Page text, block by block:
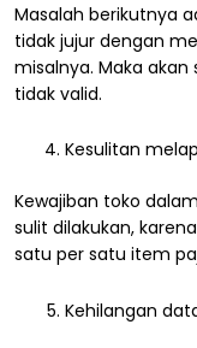
Masalah berikutnya
tidak jujur dengan
misalnya. Maka
tidak valid.
Kesulitan
Kewajiban toko
sulit dilakukan,
satu per satu item
Kehilangan